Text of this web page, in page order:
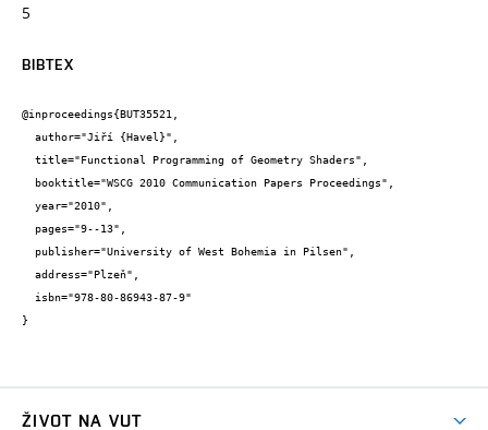
5
BIBTEX
@inproceedings{BUT35521,
}
ŽIVOT NA VUT